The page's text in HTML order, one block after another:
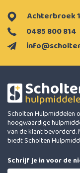
0485 800 814
Achterbroek
Scholten Hulpmiddelen
hoogwaardige
van de klant
biedt Scholten
Schrijf je in voor de